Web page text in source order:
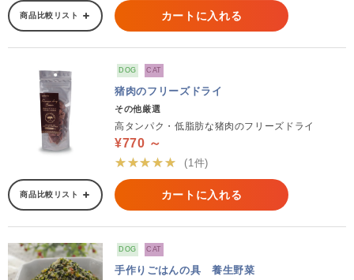
商品比較リスト カートに入れる
DOG CAT
猪肉のフリーズドライ
その他厳選
高タンパク・低脂肪な猪肉のフリーズドライ
¥770 ～
★★★★★
(1件)
商品比較リスト カートに入れる
DOG CAT
手作りごはんの具 養生野菜